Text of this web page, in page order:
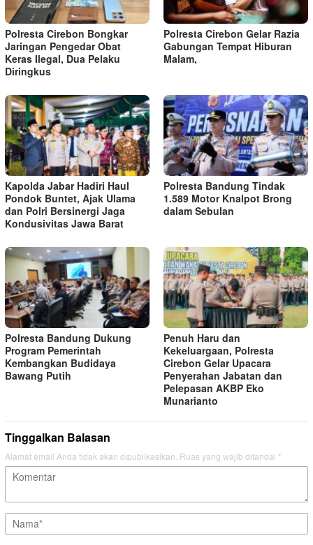
Polresta Cirebon Bongkar
Jaringan Pengedar Obat
Keras Ilegal, Dua Pelaku
Diringkus
Polresta Cirebon Gelar Razia
Gabungan Tempat Hiburan
Malam,
Kapolda Jabar Hadiri Haul
Pondok Buntet, Ajak Ulama
dan Polri Bersinergi Jaga
Kondusivitas Jawa Barat
Polresta Bandung Tindak
1.589 Motor Knalpot Brong
dalam Sebulan
Polresta Bandung Dukung
Program Pemerintah
Kembangkan Budidaya
Bawang Putih
Penuh Haru dan
Kekeluargaan, Polresta
Cirebon Gelar Upacara
Penyerahan Jabatan dan
Pelepasan AKBP Eko
Munarianto
Tinggalkan Balasan
Alamat email Anda tidak akan dipublikasikan. Ruas yang wajib ditandai *